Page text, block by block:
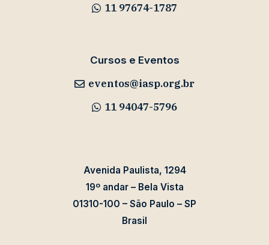
11 97674-1787
Cursos e Eventos
eventos@iasp.org.br
11 94047-5796
Avenida Paulista, 1294
19º andar – Bela Vista
01310-100 – São Paulo – SP
Brasil